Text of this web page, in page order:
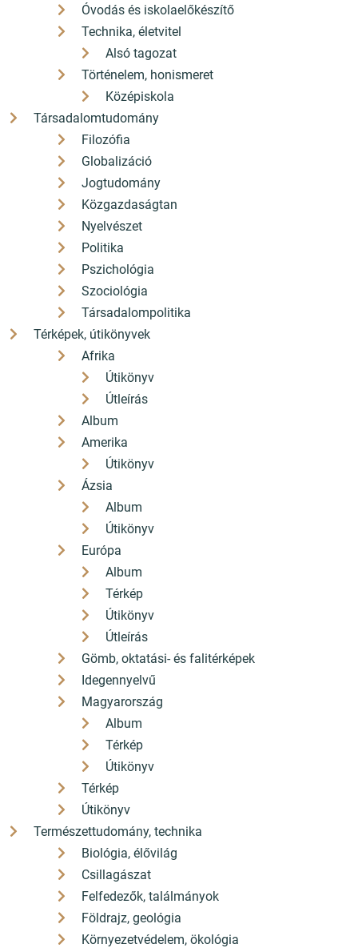
Óvodás és iskolaelőkészítő
Technika, életvitel
Alsó tagozat
Történelem, honismeret
Középiskola
Társadalomtudomány
Filozófia
Globalizáció
Jogtudomány
Közgazdaságtan
Nyelvészet
Politika
Pszichológia
Szociológia
Társadalompolitika
Térképek, útikönyvek
Afrika
Útikönyv
Útleírás
Album
Amerika
Útikönyv
Ázsia
Album
Útikönyv
Európa
Album
Térkép
Útikönyv
Útleírás
Gömb, oktatási- és falitérképek
Idegennyelvű
Magyarország
Album
Térkép
Útikönyv
Térkép
Útikönyv
Természettudomány, technika
Biológia, élővilág
Csillagászat
Felfedezők, találmányok
Földrajz, geológia
Környezetvédelem, ökológia